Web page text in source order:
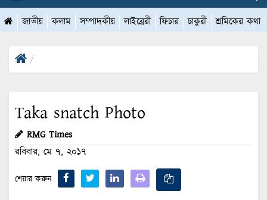
জাতীয় কলাম সম্পাদকীয় লাইব্রেরী ফিচার চাকুরী শ্রমিকের কথা
Taka snatch Photo
RMG Times
রবিবার, মে ৭, ২০১৭
শেয়ার করুন